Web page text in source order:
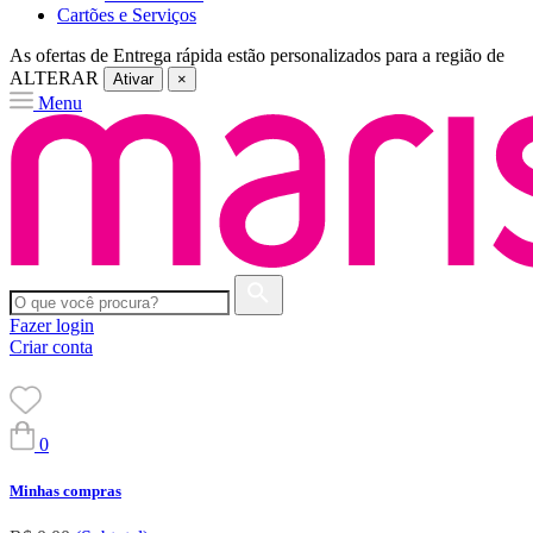
Cartões e Serviços
As ofertas de Entrega rápida estão personalizados para a região de
ALTERAR
Ativar ×
Menu
Fazer login
Criar conta
0
Minhas compras